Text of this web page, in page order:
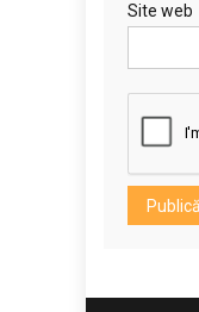
Site web